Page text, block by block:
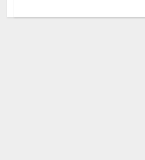
Zucker: